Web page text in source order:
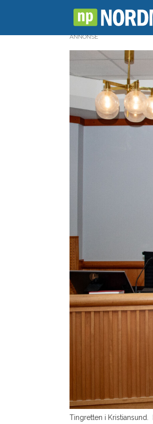
ANNONSE
Tingretten i Kristiansund.